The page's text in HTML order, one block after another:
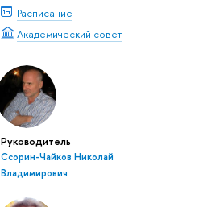
Расписание
Академический совет
Руководитель
Ссорин-Чайков Николай
Владимирович